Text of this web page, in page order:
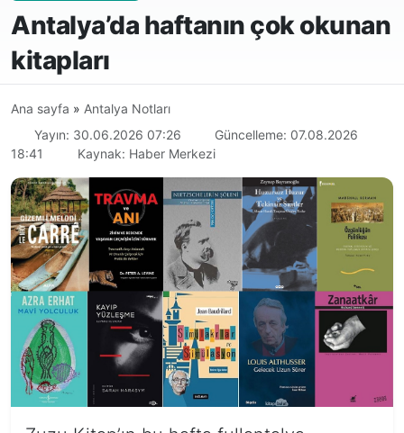
Antalya’da haftanın çok okunan
kitapları
Ana sayfa » Antalya Notları
Yayın: 30.06.2026 07:26
Güncelleme: 07.08.2026
18:41
Kaynak: Haber Merkezi